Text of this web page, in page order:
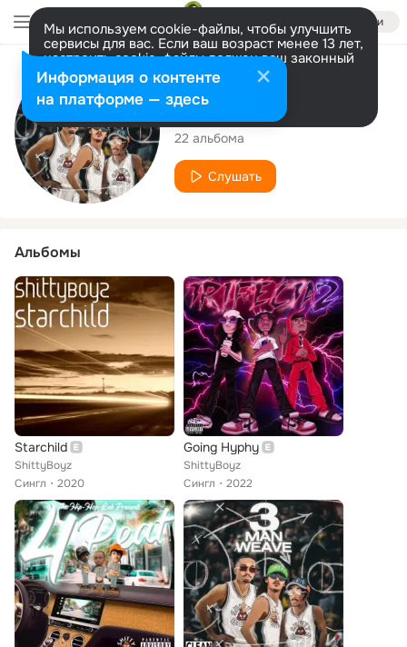
Войти
Мы используем cookie-файлы, чтобы улучшить
сервисы для вас. Если ваш возраст менее 13 лет,
настроить cookie-файлы должен ваш законный
представитель. Больше информации
Разрешить все Настроить
Исполнитель
ShittyBoyz
22 альбома
Слушать
Альбомы
Starchild
ShittyBoyz
Сингл
2020
Going Hyphy
ShittyBoyz
Сингл
2022
Информация о контенте
на платформе — здесь